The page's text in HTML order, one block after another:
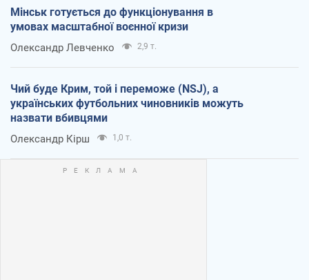
Мінськ готується до функціонування в
умовах масштабної воєнної кризи
Олександр Левченко 2,9 т.
Чий буде Крим, той і переможе (NSJ), а
українських футбольних чиновників можуть
назвати вбивцями
Олександр Кірш 1,0 т.